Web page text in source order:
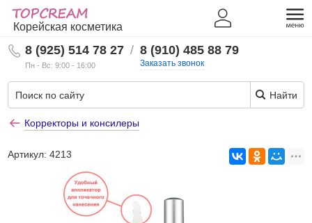
Корейская косметика
8 (925) 514 78 27
Пн - Вс: 9:00 - 16:00
/ 8 (910) 485 88 79
Заказать звонок
Найти
Корректоры и консилеры
Артикул:4213